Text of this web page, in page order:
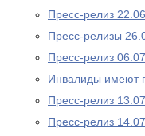
Пресс-релиз
Пресс-релизы
Пресс-релиз
Инвалиды имеют
Пресс-релиз
Пресс-релиз